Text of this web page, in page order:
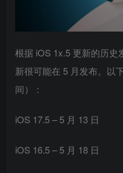
根据 iOS 1x.5 更新的历史
新很可能在 5 月发布。以
间）：
iOS 17.5 – 5 月 13 日
iOS 16.5 – 5 月 18 日